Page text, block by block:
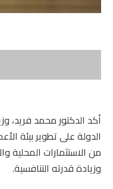
أكد الدكتور محمد فريد،
الدولة على تطوير بيئة
من الاستثمارات المحلية
وزيادة قدرته التنافسية.